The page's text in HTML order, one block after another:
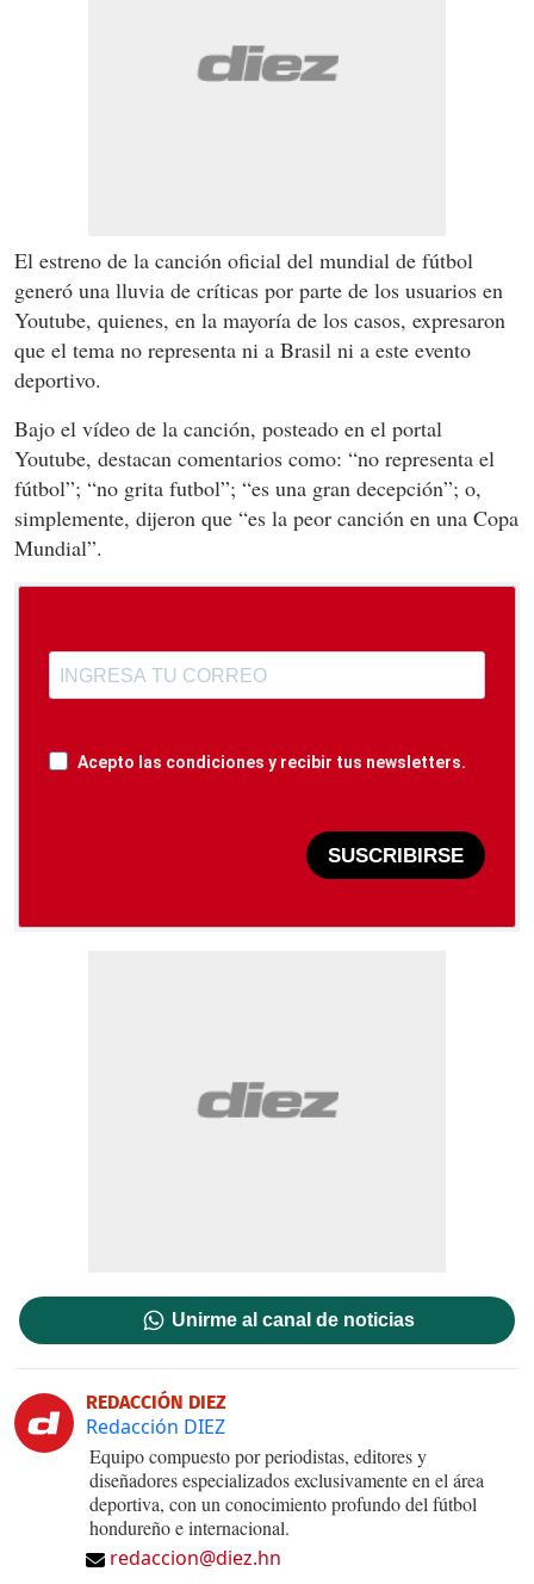
El estreno de la canción oficial del mundial de fútbol
generó una lluvia de críticas por parte de los usuarios en
Youtube, quienes, en la mayoría de los casos, expresaron
que el tema no representa ni a Brasil ni a este evento
deportivo.
Bajo el vídeo de la canción, posteado en el portal
Youtube, destacan comentarios como: “no representa el
fútbol”; “no grita futbol”; “es una gran decepción”; o,
simplemente, dijeron que “es la peor canción en una Copa
Mundial”.
Acepto las condiciones y recibir tus newsletters.
SUSCRIBIRSE
Unirme al canal de noticias
REDACCIÓN DIEZ
Redacción DIEZ
Equipo compuesto por periodistas, editores y
diseñadores especializados exclusivamente en el área
deportiva, con un conocimiento profundo del fútbol
hondureño e internacional.
redaccion@diez.hn